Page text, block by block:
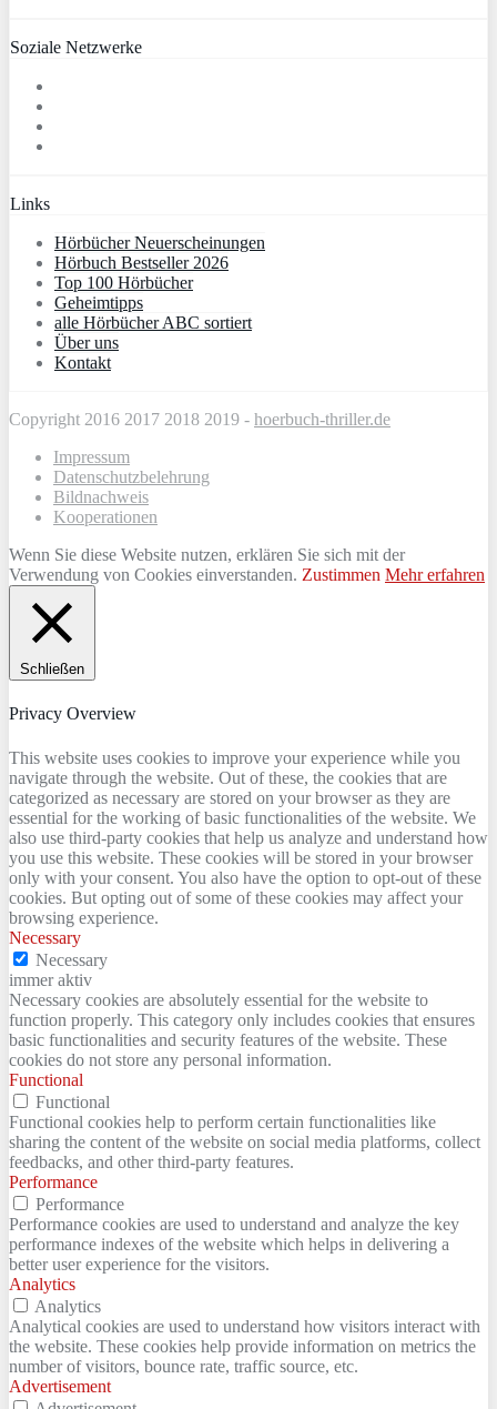
Soziale Netzwerke
Links
Hörbücher Neuerscheinungen
Hörbuch Bestseller 2026
Top 100 Hörbücher
Geheimtipps
alle Hörbücher ABC sortiert
Über uns
Kontakt
Copyright 2016 2017 2018 2019 - hoerbuch-thriller.de
Impressum
Datenschutzbelehrung
Bildnachweis
Kooperationen
Wenn Sie diese Website nutzen, erklären Sie sich mit der
Verwendung von Cookies einverstanden. Zustimmen Mehr erfahren
Schließen
Privacy Overview
This website uses cookies to improve your experience while you
navigate through the website. Out of these, the cookies that are
categorized as necessary are stored on your browser as they are
essential for the working of basic functionalities of the website. We
also use third-party cookies that help us analyze and understand how
you use this website. These cookies will be stored in your browser
only with your consent. You also have the option to opt-out of these
cookies. But opting out of some of these cookies may affect your
browsing experience.
Necessary
Necessary
immer aktiv
Necessary cookies are absolutely essential for the website to
function properly. This category only includes cookies that ensures
basic functionalities and security features of the website. These
cookies do not store any personal information.
Functional
Functional
Functional cookies help to perform certain functionalities like
sharing the content of the website on social media platforms, collect
feedbacks, and other third-party features.
Performance
Performance
Performance cookies are used to understand and analyze the key
performance indexes of the website which helps in delivering a
better user experience for the visitors.
Analytics
Analytics
Analytical cookies are used to understand how visitors interact with
the website. These cookies help provide information on metrics the
number of visitors, bounce rate, traffic source, etc.
Advertisement